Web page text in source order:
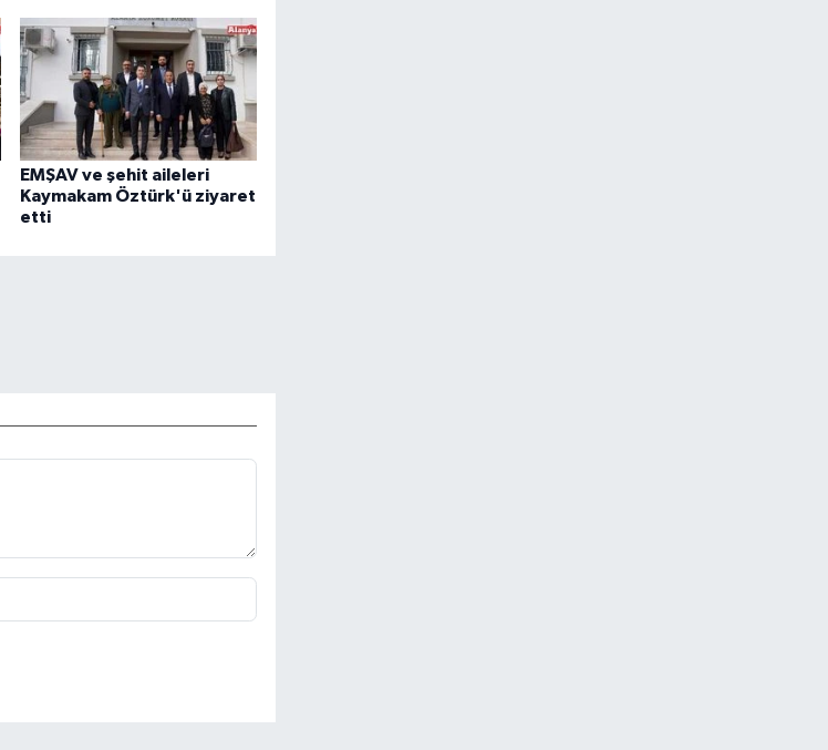
EMŞAV ve şehit aileleri
Kaymakam Öztürk'ü ziyaret
etti